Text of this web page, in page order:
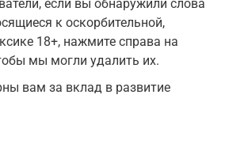
если вы обнаружили слова
к оскорбительной,
18+, нажмите справа на
мы могли удалить их.
вам за вклад в развитие